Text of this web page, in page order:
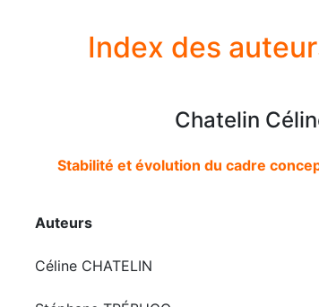
Index des
Chatelin
Stabilité et évolution du cadre
Auteurs
Céline CHATELIN